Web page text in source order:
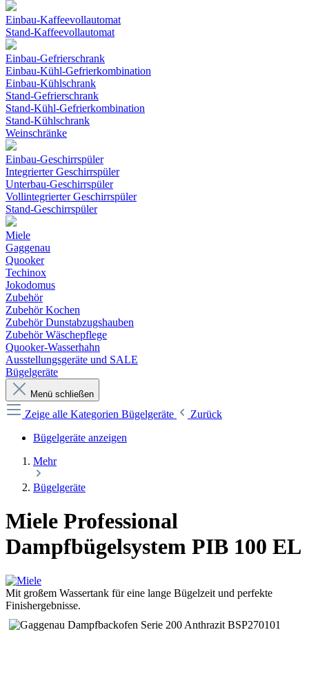
Einbau-Kaffeevollautomat
Stand-Kaffeevollautomat
Einbau-Gefrierschrank
Einbau-Kühl-Gefrierkombination
Einbau-Kühlschrank
Stand-Gefrierschrank
Stand-Kühl-Gefrierkombination
Stand-Kühlschrank
Weinschränke
Einbau-Geschirrspüler
Integrierter Geschirrspüler
Unterbau-Geschirrspüler
Vollintegrierter Geschirrspüler
Stand-Geschirrspüler
Miele
Gaggenau
Quooker
Techinox
Jokodomus
Zubehör
Zubehör Kochen
Zubehör Dunstabzugshauben
Zubehör Wäschepflege
Quooker-Wasserhahn
Ausstellungsgeräte und SALE
Bügelgeräte
Menü schließen
Zeige alle Kategorien Bügelgeräte
Zurück
Bügelgeräte anzeigen
Mehr
Bügelgeräte
Miele Professional
Dampfbügelsystem PIB 100 EL
Mit großem Wassertank für eine lange Bügelzeit und perfekte
Finishergebnisse.